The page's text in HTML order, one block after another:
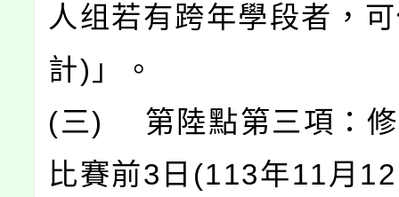
人组若有跨年學段者，
計)」。
(三) 第陸點第三項：
比賽前3日(113年11月